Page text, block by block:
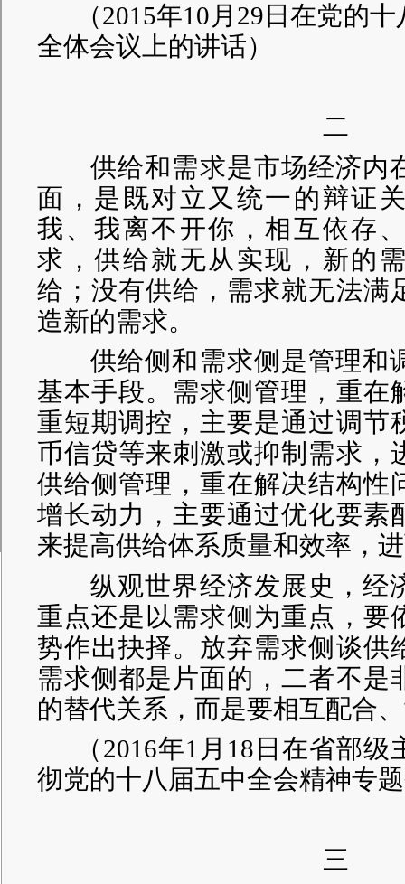
（2015年10月29日在党的
全体会议上的讲话）
二
供给和需求是市场经济内
面，是既对立又统一的辩证
我、我离不开你，相互依存
求，供给就无从实现，新的
给；没有供给，需求就无法满
造新的需求。
供给侧和需求侧是管理和
基本手段。需求侧管理，重在
重短期调控，主要是通过调节
币信贷等来刺激或抑制需求，
供给侧管理，重在解决结构性
增长动力，主要通过优化要素
来提高供给体系质量和效率，
纵观世界经济发展史，经
重点还是以需求侧为重点，要
势作出抉择。放弃需求侧谈供
需求侧都是片面的，二者不是
的替代关系，而是要相互配合
（2016年1月18日在省部级
彻党的十八届五中全会精神专
三